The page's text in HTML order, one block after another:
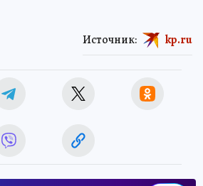
Источник: kp.ru